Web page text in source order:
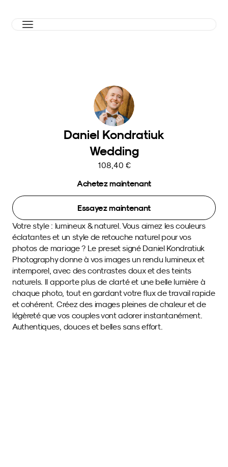
Daniel Kondratiuk
Wedding
108,40 €
Achetez maintenant
Essayez maintenant
Votre style : lumineux & naturel. Vous aimez les couleurs
éclatantes et un style de retouche naturel pour vos
photos de mariage ? Le preset signé Daniel Kondratiuk
Photography donne à vos images un rendu lumineux et
intemporel, avec des contrastes doux et des teints
naturels. Il apporte plus de clarté et une belle lumière à
chaque photo, tout en gardant votre flux de travail rapide
et cohérent. Créez des images pleines de chaleur et de
légèreté que vos couples vont adorer instantanément.
Authentiques, douces et belles sans effort.